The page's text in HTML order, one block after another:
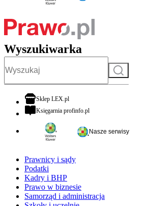
Wyszukiwarka
Szukaj
Sklep LEX.plotwiera się w nowej karcie
Księgarnia profinfo.plotwiera się w nowej karcie
Nasze serwisy
Prawnicy i sądy
Podatki
Kadry i BHP
Prawo w biznesie
Samorząd i administracja